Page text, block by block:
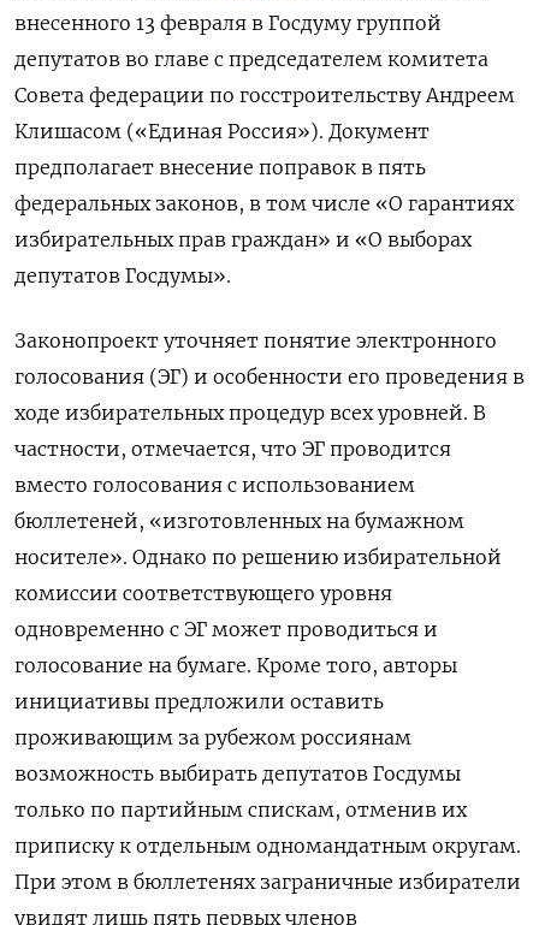
внесенного 13 февраля в Госдуму группой
депутатов во главе с председателем комитета
Совета федерации по госстроительству Андреем
Клишасом («Единая Россия»). Документ
предполагает внесение поправок в пять
федеральных законов, в том числе «О гарантиях
избирательных прав граждан» и «О выборах
депутатов Госдумы».
Законопроект уточняет понятие электронного
голосования (ЭГ) и особенности его проведения в
ходе избирательных процедур всех уровней. В
частности, отмечается, что ЭГ проводится
вместо голосования с использованием
бюллетеней, «изготовленных на бумажном
носителе». Однако по решению избирательной
комиссии соответствующего уровня
одновременно с ЭГ может проводиться и
голосование на бумаге. Кроме того, авторы
инициативы предложили оставить
проживающим за рубежом россиянам
возможность выбирать депутатов Госдумы
только по партийным спискам, отменив их
приписку к отдельным одномандатным округам.
При этом в бюллетенях заграничные избиратели
увидят лишь пять первых членов